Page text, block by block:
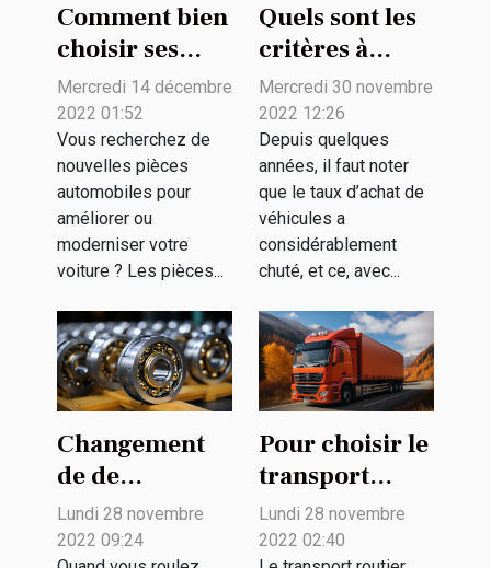
Comment bien
choisir ses
pièces
détachées
pour son
véhicule ?
Mercredi 14 décembre
2022 01:52
Vous recherchez de
nouvelles pièces
automobiles pour
améliorer ou
moderniser votre
voiture ? Les pièces...
Quels sont les
critères à
prendre en
compte pour
choisir entre
l’achat et la
location de
voiture ?
Mercredi 30 novembre
2022 12:26
Depuis quelques
années, il faut noter
que le taux d’achat de
véhicules a
considérablement
chuté, et ce, avec...
Changement
de de
roulement
avant arrière
Lundi 28 novembre
2022 09:24
Pour choisir le
transport
routier pour
ses
Lundi 28 novembre
2022 02:40